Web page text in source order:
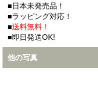
■日本未発売品！
■ラッピング対応！
■送料無料！
■即日発送OK!
他の写真